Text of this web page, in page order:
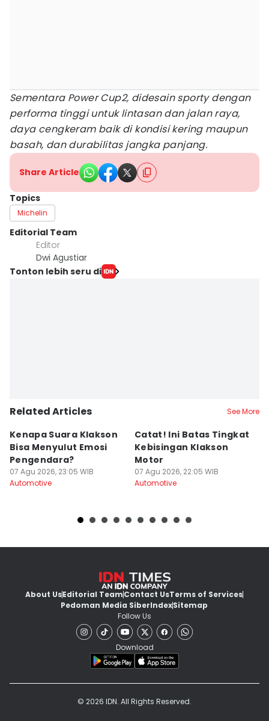
Sementara Power Cup2, didesain sporty dengan
performa tinggi untuk lintasan dan jalan raya,
daya cengkeram baik di kondisi kering maupun
basah, dan durabilitas jangka panjang.
Share Article
Topics
Michelin
Editorial Team
Editor
Dwi Agustiar
Tonton lebih seru di
Related Articles See More
Kenapa Suara Klakson
Bisa Menyulut Emosi
Pengendara?
07 Agu 2026, 23:05 WIB
Automotive
Catat! Ini Batas Tingkat
Kebisingan Klakson
Motor
07 Agu 2026, 22:05 WIB
Automotive
About UsEditorial TeamContact UsTerms of Services
Pedoman Media SiberIndexSitemap
Follow Us
Download
© 2026 IDN. All Rights Reserved.